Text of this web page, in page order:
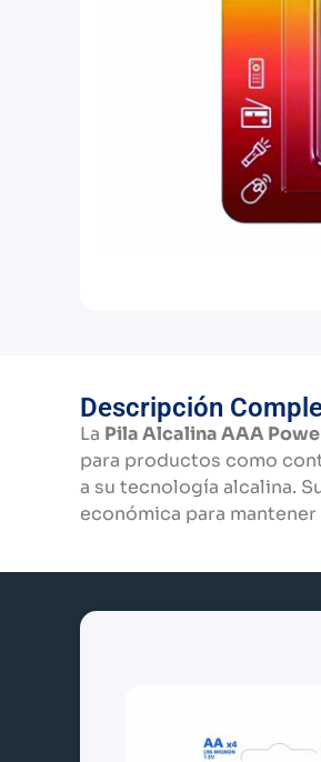
Descripción
La Pila Alcalina AAA
para productos como
a su tecnología alcalina.
económica para